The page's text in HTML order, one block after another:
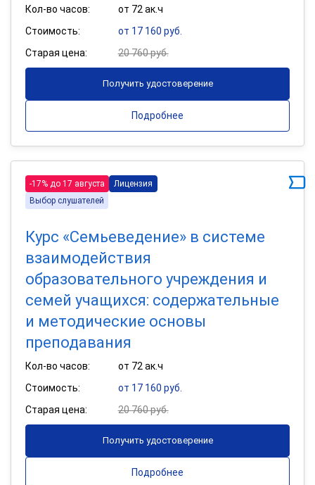
Кол-во часов:
от 72 ак.ч
Стоимость:
от 17 160 руб.
Старая цена:
20 760 руб.
Получить удостоверение
Подробнее
-17% до 17 августа
Лицензия
Выбор слушателей
Курс «Семьеведение» в системе
взаимодействия
образовательного учреждения и
семей учащихся: содержательные
и методические основы
преподавания
Кол-во часов:
от 72 ак.ч
Стоимость:
от 17 160 руб.
Старая цена:
20 760 руб.
Получить удостоверение
Подробнее